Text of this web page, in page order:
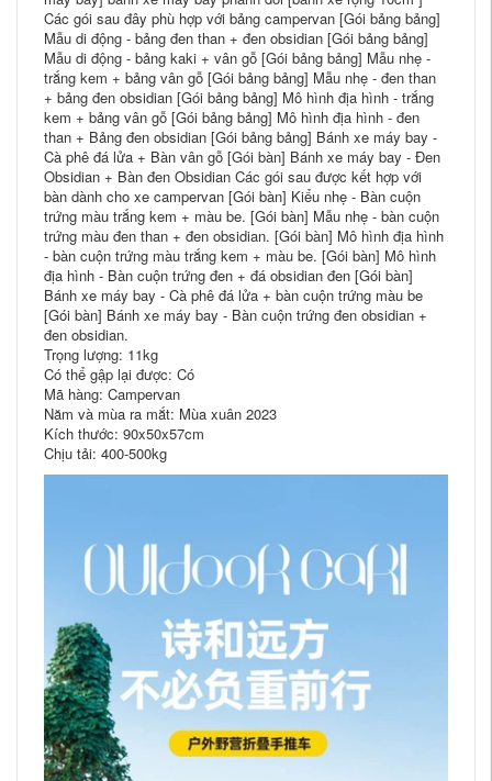
Các gói sau đây phù hợp với bảng campervan [Gói bảng bảng]
Mẫu di động - bảng đen than + đen obsidian [Gói bảng bảng]
Mẫu di động - bảng kaki + vân gỗ [Gói bảng bảng] Mẫu nhẹ -
trắng kem + bảng vân gỗ [Gói bảng bảng] Mẫu nhẹ - đen than
+ bảng đen obsidian [Gói bảng bảng] Mô hình địa hình - trắng
kem + bảng vân gỗ [Gói bảng bảng] Mô hình địa hình - đen
than + Bảng đen obsidian [Gói bảng bảng] Bánh xe máy bay -
Cà phê đá lửa + Bàn vân gỗ [Gói bàn] Bánh xe máy bay - Đen
Obsidian + Bàn đen Obsidian Các gói sau được kết hợp với
bàn dành cho xe campervan [Gói bàn] Kiểu nhẹ - Bàn cuộn
trứng màu trắng kem + màu be. [Gói bàn] Mẫu nhẹ - bàn cuộn
trứng màu đen than + đen obsidian. [Gói bàn] Mô hình địa hình
- bàn cuộn trứng màu trắng kem + màu be. [Gói bàn] Mô hình
địa hình - Bàn cuộn trứng đen + đá obsidian đen [Gói bàn]
Bánh xe máy bay - Cà phê đá lửa + bàn cuộn trứng màu be
[Gói bàn] Bánh xe máy bay - Bàn cuộn trứng đen obsidian +
đen obsidian.
Trọng lượng: 11kg
Có thể gập lại được: Có
Mã hàng: Campervan
Năm và mùa ra mắt: Mùa xuân 2023
Kích thước: 90x50x57cm
Chịu tải: 400-500kg